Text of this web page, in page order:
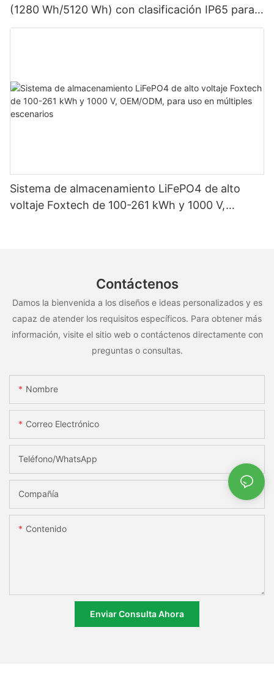
(1280 Wh/5120 Wh) con clasificación IP65 para
almacenamiento de energía en sistemas solares
Sistema de almacenamiento LiFePO4 de alto
voltaje Foxtech de 100-261 kWh y 1000 V,
Contáctenos
Damos la bienvenida a los diseños e ideas personalizados y es
capaz de atender los requisitos específicos. Para obtener más
información, visite el sitio web o contáctenos directamente con
preguntas o consultas.
Nombre
Correo Electrónico
Teléfono/WhatsApp
Compañía
Contenido
Enviar Consulta Ahora